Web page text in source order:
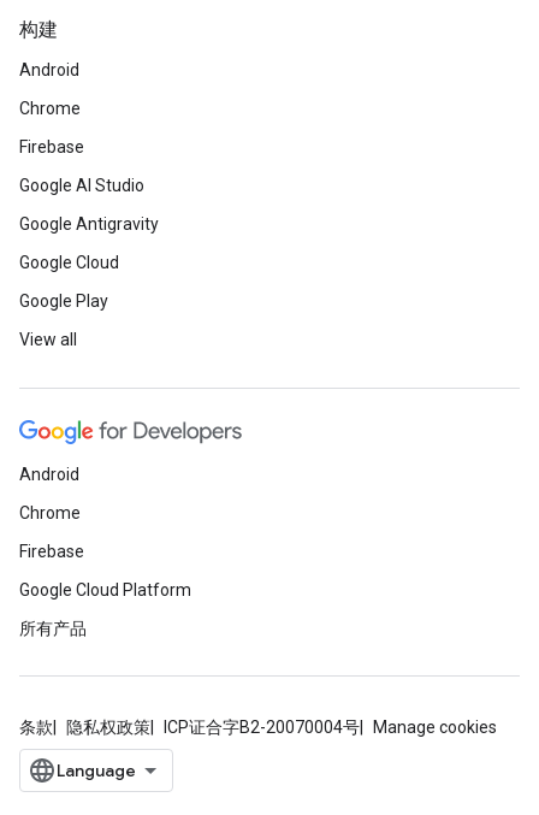
构建
Android
Chrome
Firebase
Google AI Studio
Google Antigravity
Google Cloud
Google Play
View all
Android
Chrome
Firebase
Google Cloud Platform
所有产品
条款 隐私权政策 ICP证合字B2-20070004号 Manage cookies